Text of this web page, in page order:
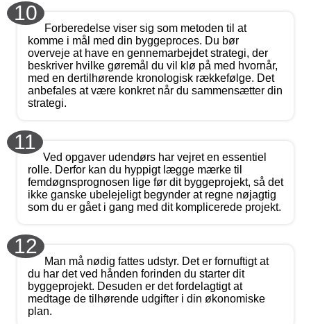
10
Forberedelse viser sig som metoden til at
komme i mål med din byggeproces. Du bør
overveje at have en gennemarbejdet strategi, der
beskriver hvilke gøremål du vil klø på med hvornår,
med en dertilhørende kronologisk rækkefølge. Det
anbefales at være konkret når du sammensætter din
strategi.
11
Ved opgaver udendørs har vejret en essentiel
rolle. Derfor kan du hyppigt lægge mærke til
femdøgnsprognosen lige før dit byggeprojekt, så det
ikke ganske ubelejeligt begynder at regne nøjagtig
som du er gået i gang med dit komplicerede projekt.
12
Man må nødig fattes udstyr. Det er fornuftigt at
du har det ved hånden forinden du starter dit
byggeprojekt. Desuden er det fordelagtigt at
medtage de tilhørende udgifter i din økonomiske
plan.